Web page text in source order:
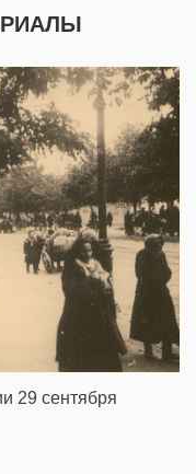
29 сентября